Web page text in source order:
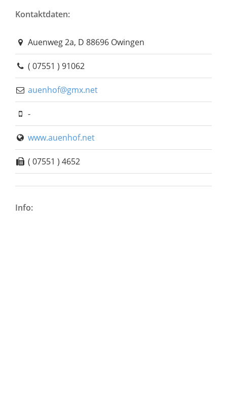
Kontaktdaten:
Auenweg 2a, D 88696 Owingen
( 07551 ) 91062
auenhof@gmx.net
-
www.auenhof.net
( 07551 ) 4652
Info: